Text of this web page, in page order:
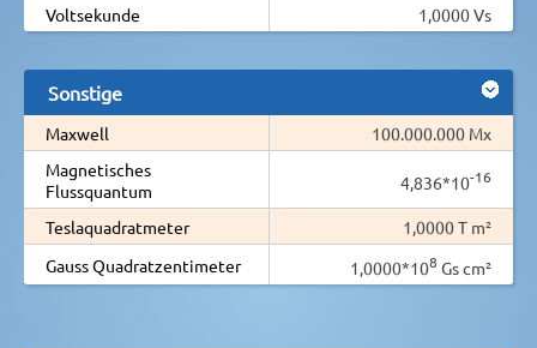
Voltsekunde
1,0000 Vs
Sonstige
Maxwell
100.000.000 Mx
Magnetisches
Flussquantum
4,836*10-16
Teslaquadratmeter
1,0000 T m²
Gauss Quadratzentimeter
1,0000*108 Gs cm²